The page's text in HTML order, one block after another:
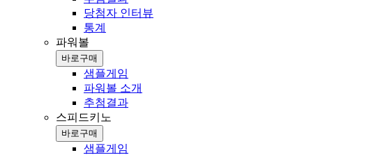
당첨자 인터뷰
통계
파워볼
바로구매
샘플게임
파워볼 소개
추첨결과
스피드키노
바로구매
샘플게임